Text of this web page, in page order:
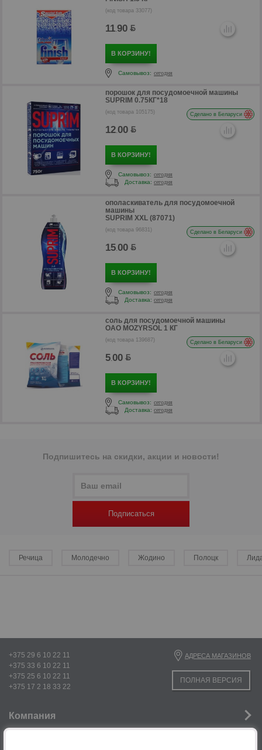
(код товара 33077)
11.90
р
В КОРЗИНУ!
Самовывоз: сегодня
порошок для посудомоечной машины
SUPRIM 0.75КГ*18
(код товара 105175) Сделано в Беларуси
12.00
В КОРЗИНУ!
Самовывоз: сегодня
Доставка: сегодня
ополаскиватель для посудомоечной
машины
SUPRIM ХХL (87071)
(код товара 96831) Сделано в Беларуси
15.00
В КОРЗИНУ!
Самовывоз: сегодня
Доставка: сегодня
соль для посудомоечной машины
OAO MOZYRSOL 1 КГ
(код товара 139687) Сделано в Беларуси
5.00
В КОРЗИНУ!
Самовывоз: сегодня
Доставка: сегодня
Подпишитесь на скидки, акции и новости!
Подписаться
Речица Молодечно Жодино Полоцк
+375 29 6 10 22 11
+375 33 6 10 22 11
+375 25 6 10 22 11
+375 17 2 18 33 22
АДРЕСА МАГАЗИНОВ
ПОЛНАЯ ВЕРСИЯ
Компания